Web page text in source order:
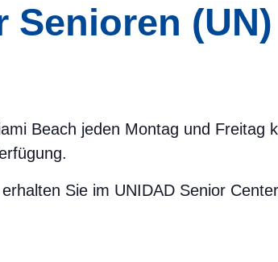
(UN)
Beach jeden Montag und Freitag
Sie im UNIDAD Senior